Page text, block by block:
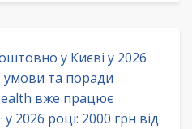
у Києві у 2026
умови та поради
вже працює
2026 році: 2000 грн від